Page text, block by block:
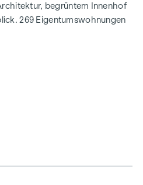
begrüntem Innenhof
269 Eigentumswohnungen
sich Ästhetik und
Mit intelligenten
Einzimmerapartments bis